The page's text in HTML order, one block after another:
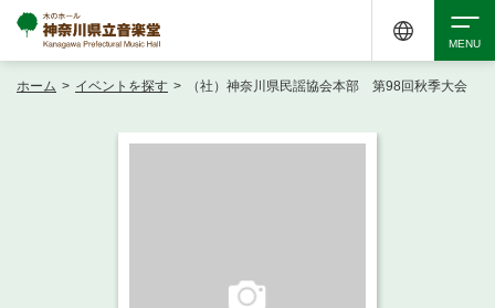
ホーム > イベントを探す > （社）神奈川県民謡協会本部 第98回秋季大会